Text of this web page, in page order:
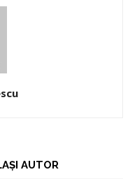
AUTOR